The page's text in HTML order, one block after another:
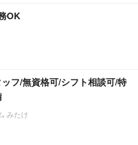
OK
ッフ/無資格可/シフト相談可/特
みたけ